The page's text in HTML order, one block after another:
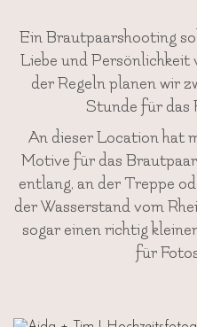
Ein Brautpaarshooting
Liebe und Persönlichkeit
der Regeln planen wir
Stunde für das
An dieser Location hat
Motive für das
entlang, an der Treppe
der Wasserstand vom
sogar einen richtig
für